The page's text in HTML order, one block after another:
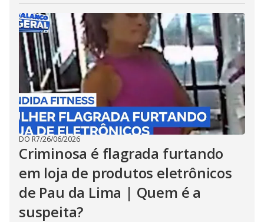
DO R7/26/06/2026
Criminosa é flagrada furtando
em loja de produtos eletrônicos
de Pau da Lima | Quem é a
suspeita?